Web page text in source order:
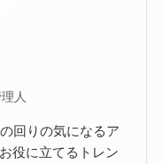
人
回りの気になるア
役に立てるトレン